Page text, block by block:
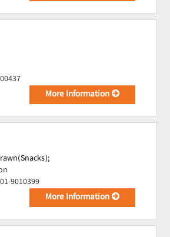
More Information
9010399
More Information